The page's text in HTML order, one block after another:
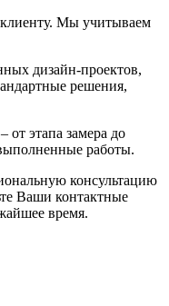
Мы учитываем
дизайн-проектов,
решения,
от этапа замера до
работы.
консультацию
Ваши контактные
время.